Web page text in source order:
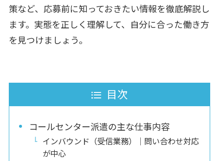
策など、応募前に知っておきたい情報を徹底解説し
ます。実態を正しく理解して、自分に合った働き方
を見つけましょう。
目次
コールセンター派遣の主な仕事内容
インバウンド（受信業務）｜問い合わせ対応
が中心